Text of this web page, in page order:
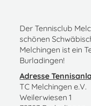
Der Tennisclub
schönen
Melchingen ist ein
Burladingen!
Adresse
TC Melchingen e.V.
Weilerwiesen 1